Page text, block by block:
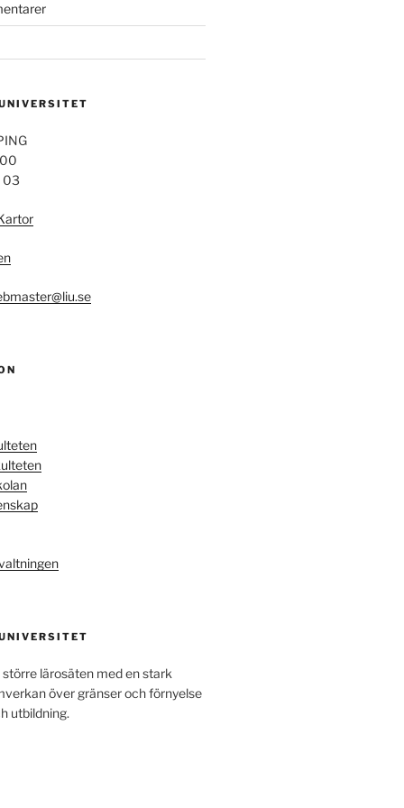
03
lärosäten med en stark
över gränser och förnyelse
utbildning.